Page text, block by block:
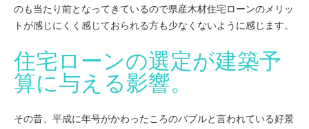
のも当たり前となってきているので県産木材住宅ローンのメリッ
トが感じにくく感じておられる方も少なくないように感じます。
住宅ローンの選定が建築予
算に与える影響。
その昔、平成に年号がかわったころのバブルと言われている好景